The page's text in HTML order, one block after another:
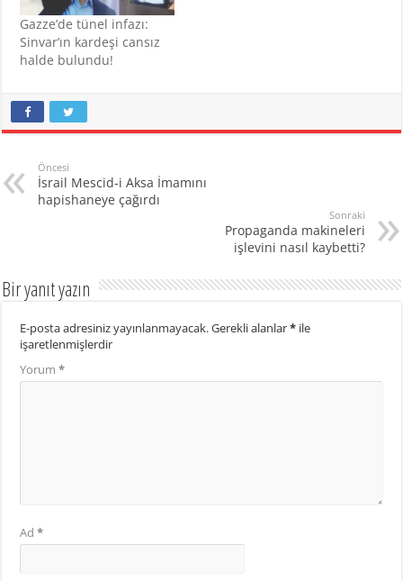
Gazze’de tünel infazı:
Sinvar’ın kardeşi cansız
halde bulundu!
Öncesi
İsrail Mescid-i Aksa İmamını
hapishaneye çağırdı
Sonraki
Propaganda makineleri
işlevini nasıl kaybetti?
Bir yanıt yazın
E-posta adresiniz yayınlanmayacak.Gerekli alanlar* ile
işaretlenmişlerdir
Yorum*
Ad*